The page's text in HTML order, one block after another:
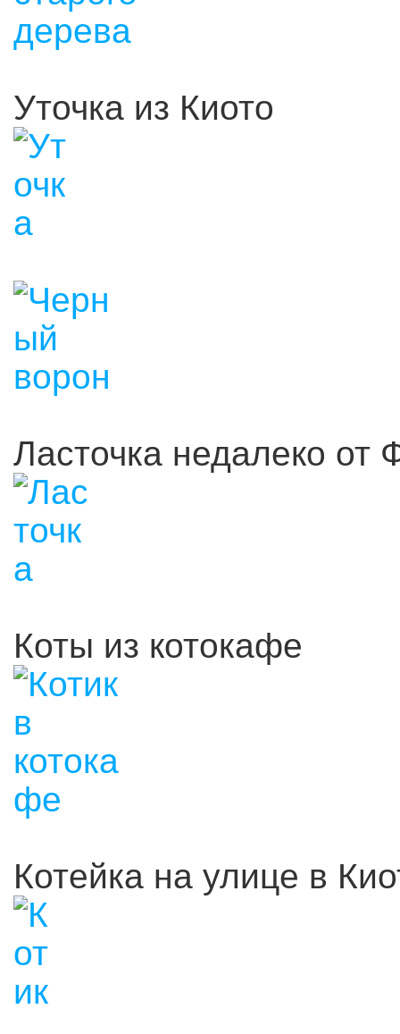
Уточка из Киото
Ласточка недалеко от
Коты из котокафе
Котейка на улице в